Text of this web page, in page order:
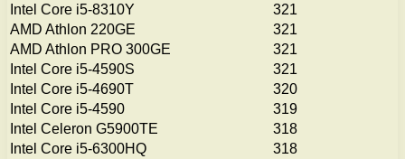
Intel Core i5-8310Y
321
AMD Athlon 220GE
321
AMD Athlon PRO 300GE
321
Intel Core i5-4590S
321
Intel Core i5-4690T
320
Intel Core i5-4590
319
Intel Celeron G5900TE
318
Intel Core i5-6300HQ
318